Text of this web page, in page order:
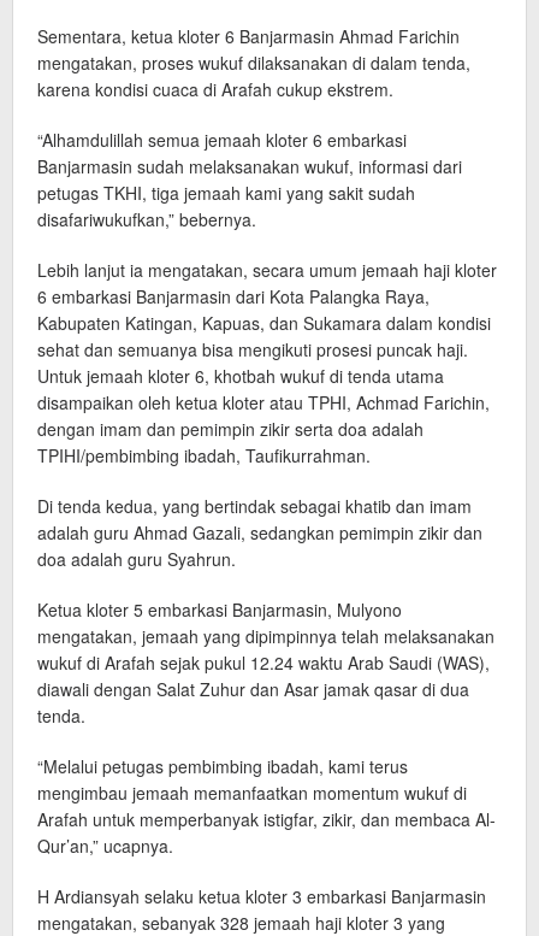
Sementara, ketua kloter 6 Banjarmasin Ahmad Farichin
mengatakan, proses wukuf dilaksanakan di dalam tenda,
karena kondisi cuaca di Arafah cukup ekstrem.
“Alhamdulillah semua jemaah kloter 6 embarkasi
Banjarmasin sudah melaksanakan wukuf, informasi dari
petugas TKHI, tiga jemaah kami yang sakit sudah
disafariwukufkan,” bebernya.
Lebih lanjut ia mengatakan, secara umum jemaah haji kloter
6 embarkasi Banjarmasin dari Kota Palangka Raya,
Kabupaten Katingan, Kapuas, dan Sukamara dalam kondisi
sehat dan semuanya bisa mengikuti prosesi puncak haji.
Untuk jemaah kloter 6, khotbah wukuf di tenda utama
disampaikan oleh ketua kloter atau TPHI, Achmad Farichin,
dengan imam dan pemimpin zikir serta doa adalah
TPIHI/pembimbing ibadah, Taufikurrahman.
Di tenda kedua, yang bertindak sebagai khatib dan imam
adalah guru Ahmad Gazali, sedangkan pemimpin zikir dan
doa adalah guru Syahrun.
Ketua kloter 5 embarkasi Banjarmasin, Mulyono
mengatakan, jemaah yang dipimpinnya telah melaksanakan
wukuf di Arafah sejak pukul 12.24 waktu Arab Saudi (WAS),
diawali dengan Salat Zuhur dan Asar jamak qasar di dua
tenda.
“Melalui petugas pembimbing ibadah, kami terus
mengimbau jemaah memanfaatkan momentum wukuf di
Arafah untuk memperbanyak istigfar, zikir, dan membaca Al-
Qur’an,” ucapnya.
H Ardiansyah selaku ketua kloter 3 embarkasi Banjarmasin
mengatakan, sebanyak 328 jemaah haji kloter 3 yang